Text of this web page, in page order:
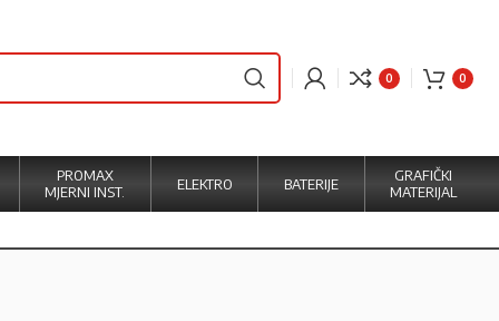
0 0
PROMAX
MJERNI INST.
ELEKTRO BATERIJE
GRAFIČKI
MATERIJAL